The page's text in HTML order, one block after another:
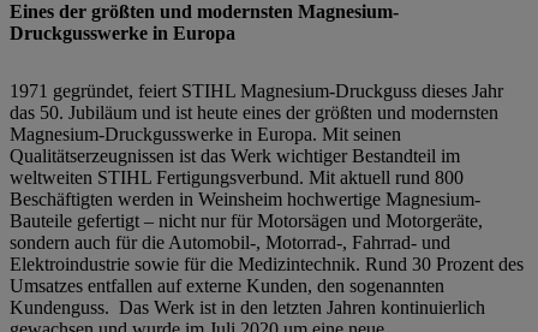
Eines der größten und modernsten Magnesium-
Druckgusswerke in Europa
1971 gegründet, feiert STIHL Magnesium-Druckguss dieses Jahr
das 50. Jubiläum und ist heute eines der größten und modernsten
Magnesium-Druckgusswerke in Europa. Mit seinen
Qualitätserzeugnissen ist das Werk wichtiger Bestandteil im
weltweiten STIHL Fertigungsverbund. Mit aktuell rund 800
Beschäftigten werden in Weinsheim hochwertige Magnesium-
Bauteile gefertigt – nicht nur für Motorsägen und Motorgeräte,
sondern auch für die Automobil-, Motorrad-, Fahrrad- und
Elektroindustrie sowie für die Medizintechnik. Rund 30 Prozent des
Umsatzes entfallen auf externe Kunden, den sogenannten
Kundenguss. Das Werk ist in den letzten Jahren kontinuierlich